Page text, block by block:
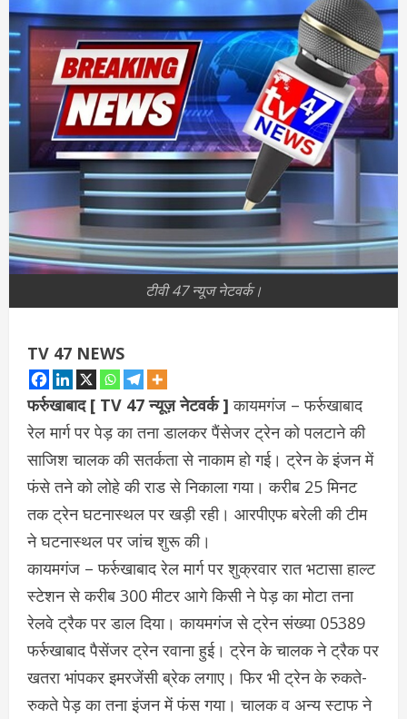
टीवी 47 न्यूज नेटवर्क।
TV 47 NEWS
फर्रुखाबाद [ TV 47 न्यूज़ नेटवर्क ] कायमगंज – फर्रुखाबाद
रेल मार्ग पर पेड़ का तना डालकर पैंसेजर ट्रेन को पलटाने की
साजिश चालक की सतर्कता से नाकाम हो गई। ट्रेन के इंजन में
फंसे तने को लोहे की राड से निकाला गया। करीब 25 मिनट
तक ट्रेन घटनास्थल पर खड़ी रही। आरपीएफ बरेली की टीम
ने घटनास्थल पर जांच शुरू की।
कायमगंज – फर्रुखाबाद रेल मार्ग पर शुक्रवार रात भटासा हाल्ट
स्टेशन से करीब 300 मीटर आगे किसी ने पेड़ का मोटा तना
रेलवे ट्रैक पर डाल दिया। कायमगंज से ट्रेन संख्या 05389
फर्रुखाबाद पैसेंजर ट्रेन रवाना हुई। ट्रेन के चालक ने ट्रैक पर
खतरा भांपकर इमरजेंसी ब्रेक लगाए। फिर भी ट्रेन के रुकते-
रुकते पेड़ का तना इंजन में फंस गया। चालक व अन्य स्टाफ ने